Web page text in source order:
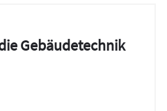
Gebäudetechnik